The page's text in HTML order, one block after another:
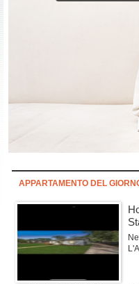
APPARTAMENTO DEL